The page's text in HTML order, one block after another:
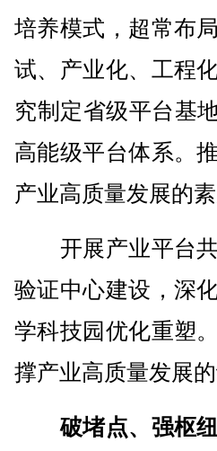
培养模式，超常布
试、产业化、工程
究制定省级平台基
高能级平台体系。
产业高质量发展的素
开展产业平台共
验证中心建设，深
学科技园优化重塑
撑产业高质量发展的
破堵点、强枢